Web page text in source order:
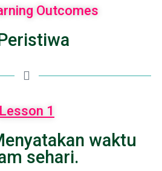
Outcomes
Lesson 1
waktu
sehari.